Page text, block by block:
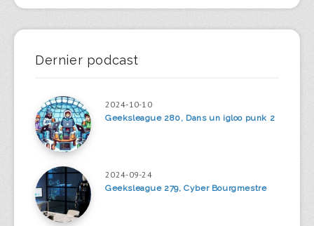
Dernier podcast
2024-10-10
Geeksleague 280, Dans un igloo punk 2
2024-09-24
Geeksleague 279, Cyber Bourgmestre